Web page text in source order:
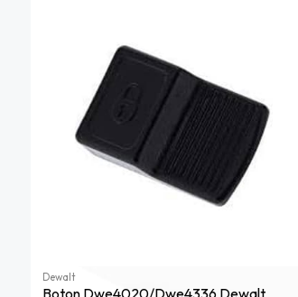
Dewalt
Boton Dwe4020/dwe4336 Dewalt